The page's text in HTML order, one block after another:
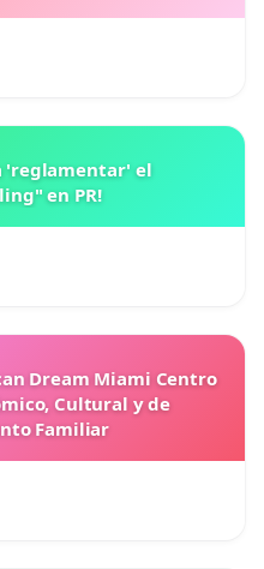
'reglamentar' el
en PR!
Dream Miami Centro
Cultural y de
Familiar